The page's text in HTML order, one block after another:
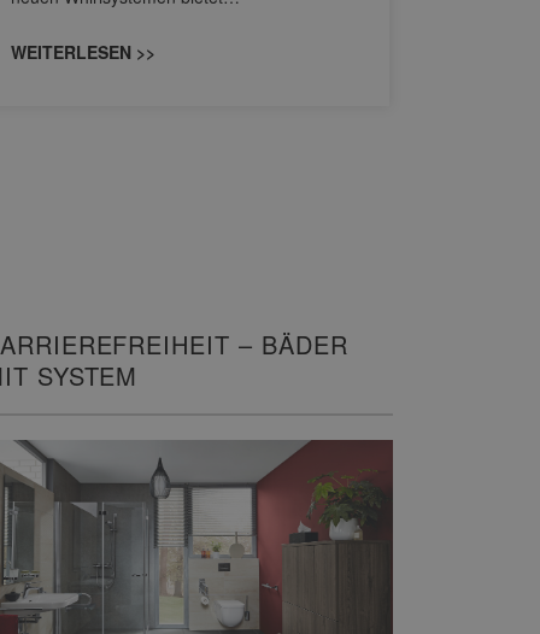
WEITERLESEN >>
– BÄDER
SYSTEM